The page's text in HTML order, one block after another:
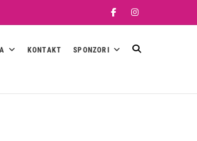
FacebookInstagram
KONTAKT SPONZORI